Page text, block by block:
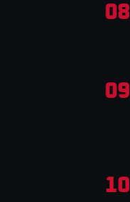
08
09
10